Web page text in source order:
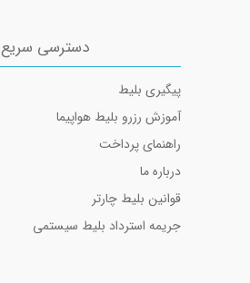
دسترسی سریع
پیگیری بلیط
آموزش رزرو بلیط هواپیما
راهنمای پرداخت
درباره ما
قوانین بلیط چارتر
جریمه استرداد بلیط سیستمی